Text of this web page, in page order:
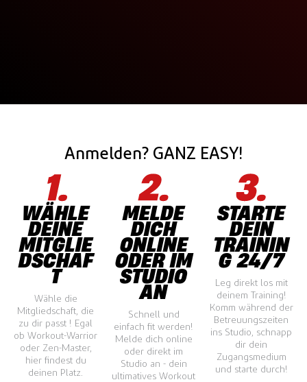
Anmelden? GANZ EASY!
WÄHLE
DEINE
MITGLIE
DSCHAF
T
Wähle die
Mitgliedschaft, die
zu dir passt ! Egal
ob Workout-Warrior
oder Zen-Master,
hier findest du
deinen Platz.
MELDE
DICH
ONLINE
ODER IM
STUDIO
AN
Schnell und
einfach fit werden!
Melde dich online
oder direkt im
Studio an - dein
ultimatives Workout
STARTE
DEIN
TRAININ
G 24/7
Leg direkt los mit
deinem Training!
Komm während der
Betreuungszeiten
ins Studio, schnapp
dir dein
Zugangsmedium
und starte durch!